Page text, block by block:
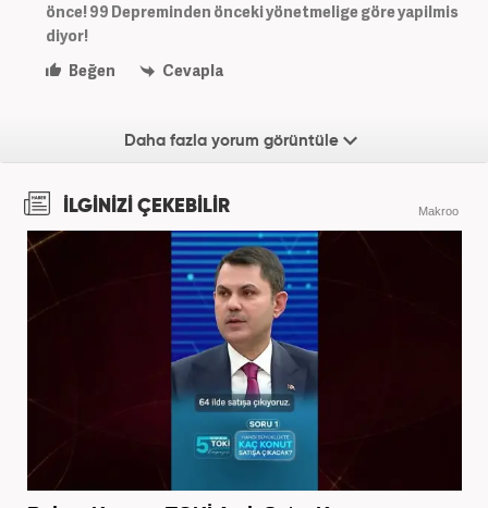
önce! 99 Depreminden önceki yönetmelige göre yapilmis
diyor!
Beğen
Cevapla
Daha fazla yorum görüntüle
İLGİNİZİ ÇEKEBİLİR Makroo